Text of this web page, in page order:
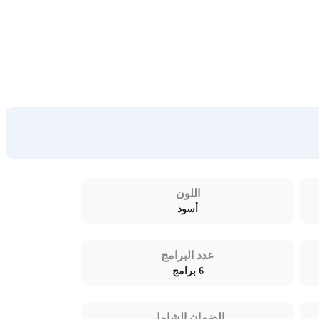
اللون
أسود
عدد البرامج
6 برامج